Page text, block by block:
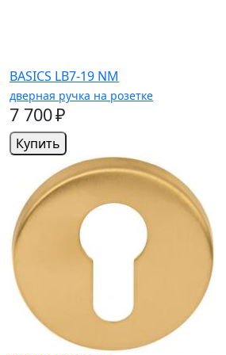
BASICS LB7-19 NM
дверная ручка на розетке
7 700 ₽
Купить